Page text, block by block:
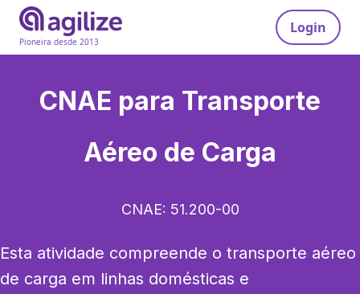
Pioneira desde 2013
Login
CNAE para Transporte
Aéreo de Carga
CNAE: 51.200-00
Esta atividade compreende o transporte aéreo
de carga em linhas domésticas e